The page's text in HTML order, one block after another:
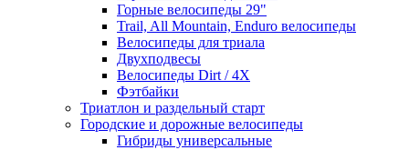
Горные велосипеды 29"
Trail, All Mountain, Enduro велосипеды
Велосипеды для триала
Двухподвесы
Велосипеды Dirt / 4X
Фэтбайки
Триатлон и раздельный старт
Городские и дорожные велосипеды
Гибриды универсальные